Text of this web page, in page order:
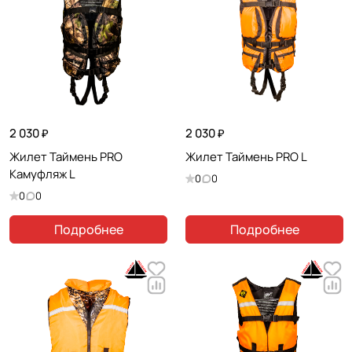
на человеке. Имеет поясной
карман на застежке-молнии.
Оснащен светоотражающими
2 030 ₽
Жилет Таймень PRO
Камуфляж L
0 0
Подробнее
2 030 ₽
Жилет Таймень PRO L
0 0
Подробнее